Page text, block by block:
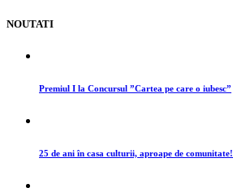
NOUTATI
Premiul I la Concursul ”Cartea pe care o iubesc”
25 de ani în casa culturii, aproape de comunitate!